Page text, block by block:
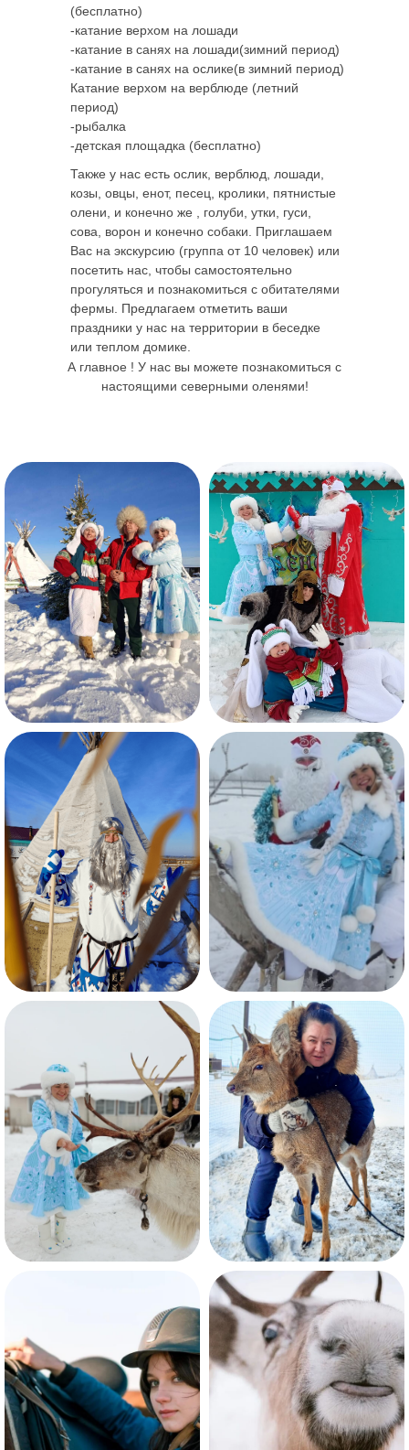
Также у нас есть ослик, верблюд, лошади,
козы, овцы, енот, песец, кролики, пятнистые
олени, и конечно же , голуби, утки, гуси,
сова, ворон и конечно собаки. Приглашаем
Вас на экскурсию (группа от 10 человек) или
посетить нас, чтобы самостоятельно
прогуляться и познакомиться с обитателями
фермы. Предлагаем отметить ваши
праздники у нас на территории в беседке
или теплом домике.
(бесплатно)
-катание верхом на лошади
-катание в санях на лошади(зимний период)
-катание в санях на ослике(в зимний период)
Катание верхом на верблюде (летний
период)
-рыбалка
-детская площадка (бесплатно)
А главное ! У нас вы можете познакомиться с
настоящими северными оленями!